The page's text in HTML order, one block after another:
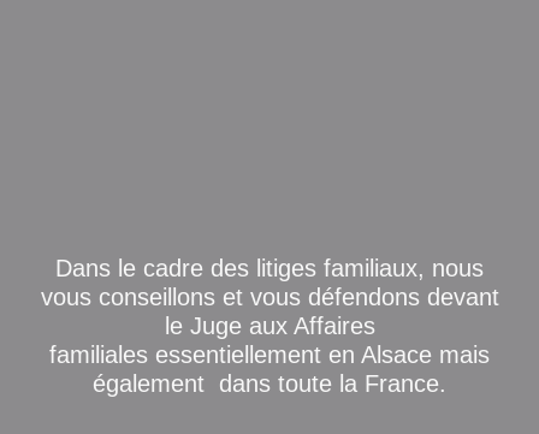
Dans le cadre des litiges familiaux, nous
vous conseillons et vous défendons devant
le Juge aux Affaires
familiales essentiellement en Alsace mais
également dans toute la France.